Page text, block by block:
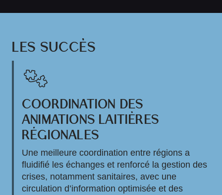
LES SUCCÈS
COORDINATION DES
ANIMATIONS LAITIÈRES
RÉGIONALES
Une meilleure coordination entre régions a
fluidifié les échanges et renforcé la gestion des
crises, notamment sanitaires, avec une
circulation d’information optimisée et des